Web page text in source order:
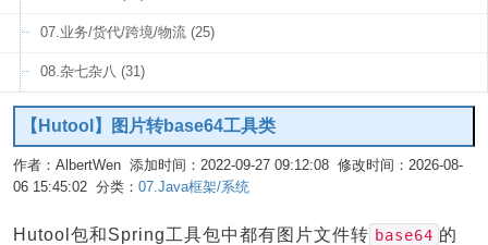
07.业务/货代/跨境/物流 (25)
08.杂七杂八 (31)
【Hutool】图片转base64工具类
作者：AlbertWen 添加时间：2022-09-27 09:12:08 修改时间：2026-08-
06 15:45:02 分类： 07.Java框架/系统
Hutool包和Spring工具包中都有图片文件转 base64 的